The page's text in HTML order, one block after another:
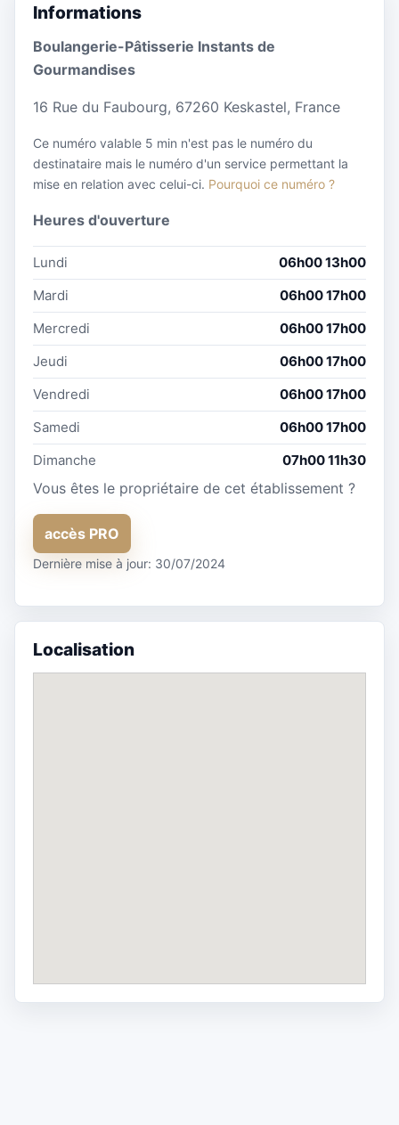
Informations
Boulangerie-Pâtisserie Instants de
Gourmandises
16 Rue du Faubourg, 67260 Keskastel, France
Ce numéro valable 5 min n'est pas le numéro du
destinataire mais le numéro d'un service permettant la
mise en relation avec celui-ci. Pourquoi ce numéro ?
Heures d'ouverture
Lundi
06h00 13h00
Mardi
06h00 17h00
Mercredi
06h00 17h00
Jeudi
06h00 17h00
Vendredi
06h00 17h00
Samedi
06h00 17h00
Dimanche
07h00 11h30
Vous êtes le propriétaire de cet établissement ?
accès PRO
Dernière mise à jour: 30/07/2024
Localisation